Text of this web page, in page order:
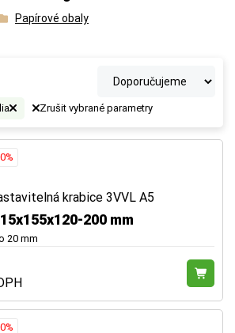
Papírové obaly
Zrušit vybrané parametry
krabice 3VVL A5
200 mm
20 mm